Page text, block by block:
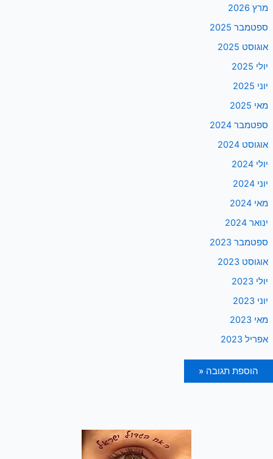
מרץ 2026
ספטמבר 2025
אוגוסט 2025
יולי 2025
יוני 2025
מאי 2025
ספטמבר 2024
אוגוסט 2024
יולי 2024
יוני 2024
מאי 2024
ינואר 2024
ספטמבר 2023
אוגוסט 2023
יולי 2023
יוני 2023
מאי 2023
אפריל 2023